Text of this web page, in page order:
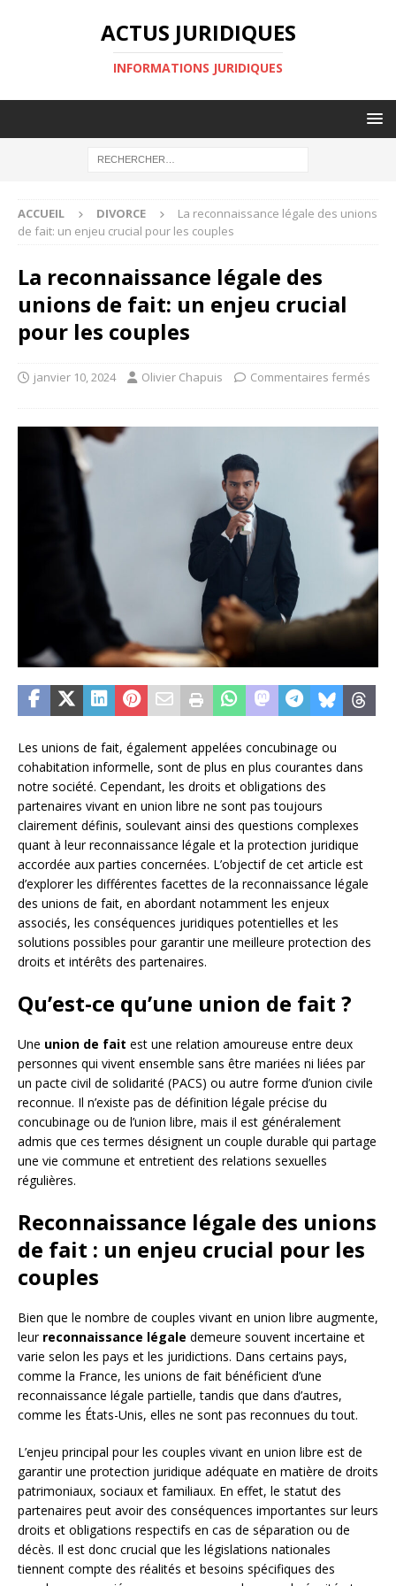
ACTUS JURIDIQUES
INFORMATIONS JURIDIQUES
ACCUEIL DIVORCE
La reconnaissance légale des unions
de fait: un enjeu crucial pour les couples
La reconnaissance légale des
unions de fait: un enjeu crucial
pour les couples
janvier 10, 2024 Olivier Chapuis Commentaires fermés
Les unions de fait, également appelées concubinage ou
cohabitation informelle, sont de plus en plus courantes dans
notre société. Cependant, les droits et obligations des
partenaires vivant en union libre ne sont pas toujours
clairement définis, soulevant ainsi des questions complexes
quant à leur reconnaissance légale et la protection juridique
accordée aux parties concernées. L’objectif de cet article est
d’explorer les différentes facettes de la reconnaissance légale
des unions de fait, en abordant notamment les enjeux
associés, les conséquences juridiques potentielles et les
solutions possibles pour garantir une meilleure protection des
droits et intérêts des partenaires.
Qu’est-ce qu’une union de fait ?
Une union de fait est une relation amoureuse entre deux
personnes qui vivent ensemble sans être mariées ni liées par
un pacte civil de solidarité (PACS) ou autre forme d’union civile
reconnue. Il n’existe pas de définition légale précise du
concubinage ou de l’union libre, mais il est généralement
admis que ces termes désignent un couple durable qui partage
une vie commune et entretient des relations sexuelles
régulières.
Reconnaissance légale des unions
de fait : un enjeu crucial pour les
couples
Bien que le nombre de couples vivant en union libre augmente,
leur reconnaissance légale demeure souvent incertaine et
varie selon les pays et les juridictions. Dans certains pays,
comme la France, les unions de fait bénéficient d’une
reconnaissance légale partielle, tandis que dans d’autres,
comme les États-Unis, elles ne sont pas reconnues du tout.
L’enjeu principal pour les couples vivant en union libre est de
garantir une protection juridique adéquate en matière de droits
patrimoniaux, sociaux et familiaux. En effet, le statut des
partenaires peut avoir des conséquences importantes sur leurs
droits et obligations respectifs en cas de séparation ou de
décès. Il est donc crucial que les législations nationales
tiennent compte des réalités et besoins spécifiques des